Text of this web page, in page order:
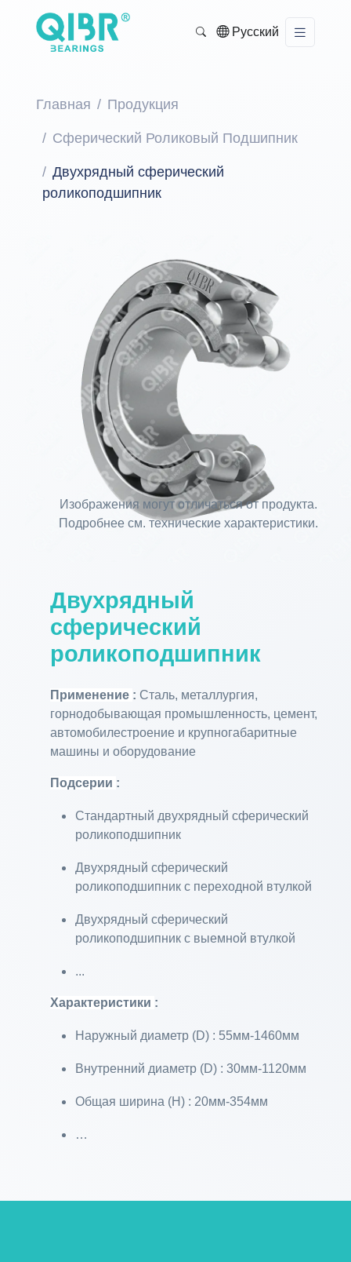
Русский
Главная Продукция
Сферический Роликовый Подшипник
Двухрядный сферический
роликоподшипник
Изображения могут отличаться от продукта.
Подробнее см. технические характеристики.
Двухрядный
сферический
роликоподшипник
Применение : Сталь, металлургия,
горнодобывающая промышленность, цемент,
автомобилестроение и крупногабаритные
машины и оборудование
Подсерии :
Стандартный двухрядный сферический
роликоподшипник
Двухрядный сферический
роликоподшипник с переходной втулкой
Двухрядный сферический
роликоподшипник с выемной втулкой
...
Характеристики :
Наружный диаметр (D) : 55мм-1460мм
Внутренний диаметр (D) : 30мм-1120мм
Общая ширина (H) : 20мм-354мм
…